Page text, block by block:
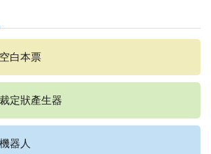
白本票
定狀產生器
器人